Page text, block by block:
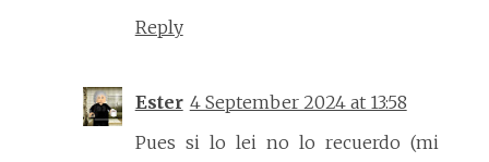
Reply
Ester 4 September 2024 at 13:58
Pues si lo lei no lo recuerdo (mi